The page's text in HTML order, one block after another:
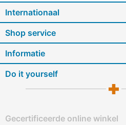
Internationaal
Shop service
Informatie
Do it yourself
Gecertificeerde online winkel